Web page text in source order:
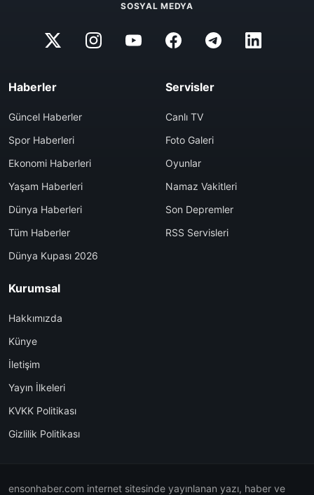
SOSYAL MEDYA
Haberler
Güncel Haberler
Spor Haberleri
Ekonomi Haberleri
Yaşam Haberleri
Dünya Haberleri
Tüm Haberler
Dünya Kupası 2026
Servisler
Canlı TV
Foto Galeri
Oyunlar
Namaz Vakitleri
Son Depremler
RSS Servisleri
Kurumsal
Hakkımızda
Künye
İletişim
Yayın İlkeleri
KVKK Politikası
Gizlilik Politikası
ensonhaber.com internet sitesinde yayınlanan yazı, haber ve